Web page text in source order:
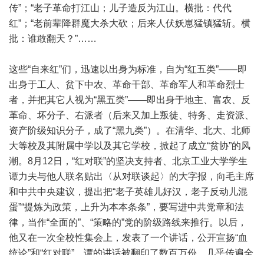
传”；“老子革命打江山；儿子造反为江山。横批：代代
红”；“老前辈降群魔大杀大砍；后来人伏妖崽猛镇猛斩。横
批：谁敢翻天？”……
这些“自来红”们，迅速以出身为标准，自为“红五类”——即
出身于工人、贫下中农、革命干部、革命军人和革命烈士
者，并把其它人视为“黑五类”——即出身于地主、富农、反
革命、坏分子、右派者（后来又加上叛徒、特务、走资派、
资产阶级知识分子，成了“黑九类”）。在清华、北大、北师
大等校及其附属中学以及其它学校，掀起了成立“贫协”的风
潮。8月12日，“红对联”的坚决支持者、北京工业大学学生
谭力夫与他人联名贴出〈从对联谈起〉的大字报，向毛主席
和中共中央建议，提出把“老子英雄儿好汉，老子反动儿混
蛋”“提炼为政策，上升为本本条条”，要写进中共党章和法
律，当作“全面的”、“策略的”党的阶级路线来推行。以后，
他又在一次全校性集会上，发表了一个讲话，公开宣扬“血
统论”和“红对联”。谭的讲话被翻印了数百万份，几乎传遍全